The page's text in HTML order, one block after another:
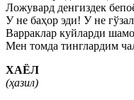
Ложувард денгиздек
У не баҳор эди! У не
Варраклар куйларди
Мен томда тинглардим
ХАЁЛ
(ҳазил)